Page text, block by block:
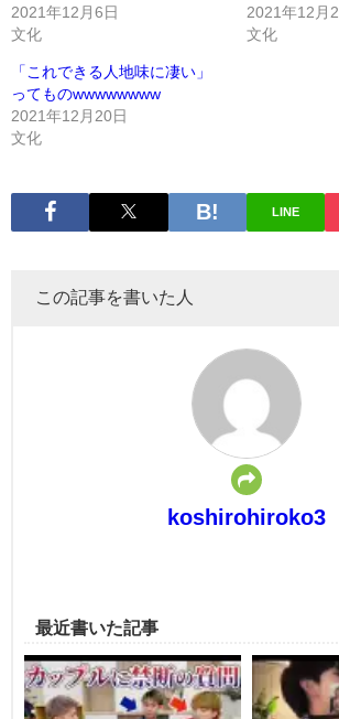
2021年12月6日
文化
2021年12月
文化
「これできる人地味に凄い」
ってものwwwwwwww
2021年12月20日
文化
LINE
この記事を書いた人
koshirohiroko3
最近書いた記事